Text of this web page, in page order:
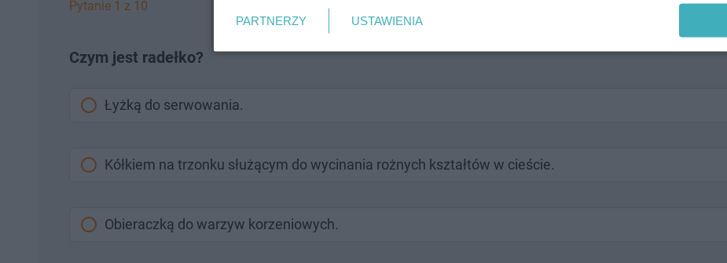
Pytanie 1 z 10
Czym jest radełko?
Łyżką do serwowania.
Kółkiem na trzonku służącym do wycinania rożnych kształtów w cieście.
Obieraczką do warzyw korzeniowych.
PARTNERZY USTAWIENIA